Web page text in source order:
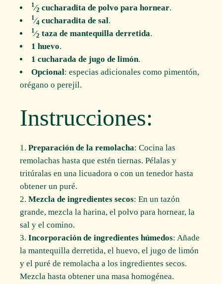
1⁄2 cucharadita de polvo para hornear.
1⁄4 cucharadita de sal.
1⁄2 taza de mantequilla derretida.
1 huevo.
1 cucharada de jugo de limón.
Opcional: especias adicionales como pimentón,
orégano o perejil.
Instrucciones:
Preparación de la remolacha: Cocina las
remolachas hasta que estén tiernas. Pélalas y
tritúralas en una licuadora o con un tenedor hasta
obtener un puré.
Mezcla de ingredientes secos: En un tazón
grande, mezcla la harina, el polvo para hornear, la
sal y el comino.
Incorporación de ingredientes húmedos: Añade
la mantequilla derretida, el huevo, el jugo de limón
y el puré de remolacha a los ingredientes secos.
Mezcla hasta obtener una masa homogénea.